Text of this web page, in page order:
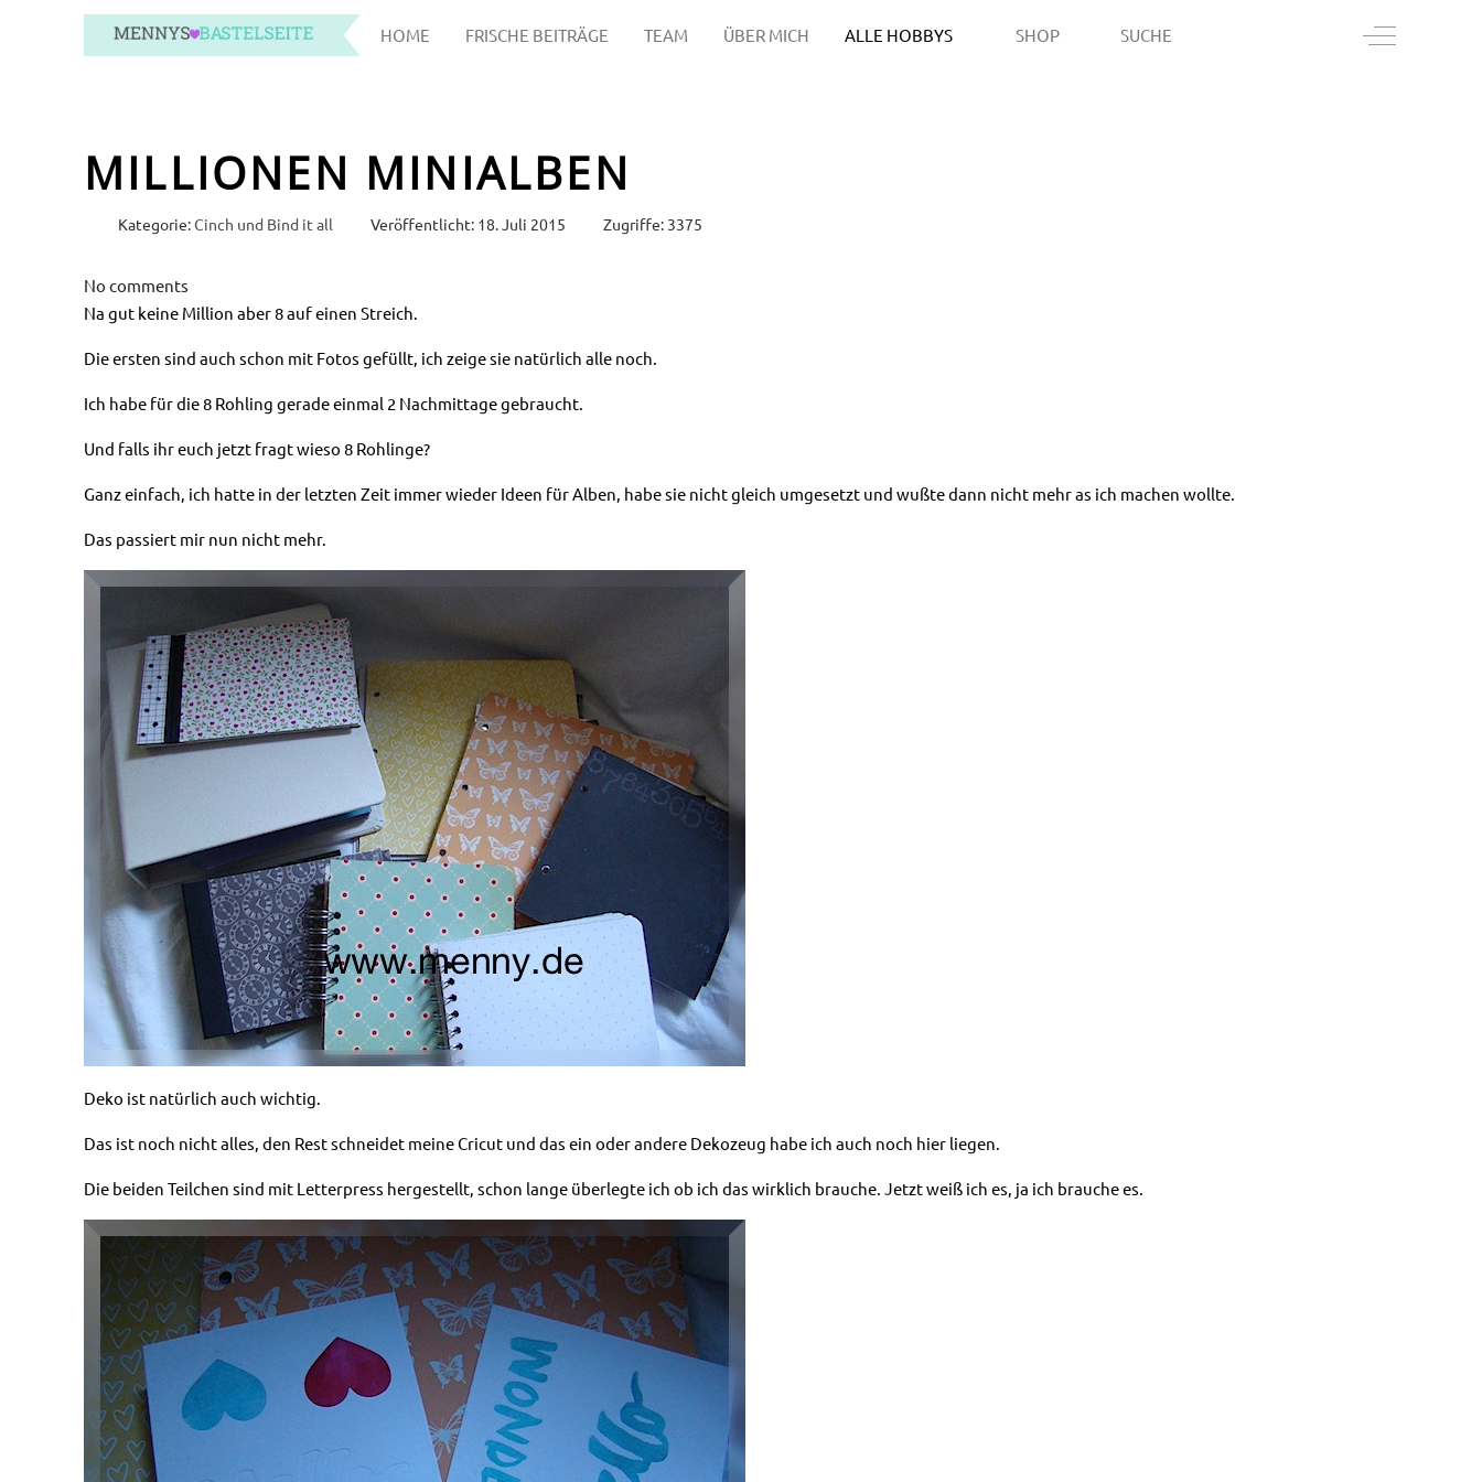
HOME FRISCHE BEITRÄGE TEAM ÜBER MICH ALLE HOBBYS SHOP SUCHE Off-Canvas
MILLIONEN MINIALBEN
Kategorie:Cinch und Bind it all Veröffentlicht: 18. Juli 2015 Zugriffe: 3375
No comments
Na gut keine Million aber 8 auf einen Streich.
Die ersten sind auch schon mit Fotos gefüllt, ich zeige sie natürlich alle noch.
Ich habe für die 8 Rohling gerade einmal 2 Nachmittage gebraucht.
Und falls ihr euch jetzt fragt wieso 8 Rohlinge?
Ganz einfach, ich hatte in der letzten Zeit immer wieder Ideen für Alben, habe sie nicht gleich umgesetzt und wußte dann nicht mehr as ich machen wollte.
Das passiert mir nun nicht mehr.
Deko ist natürlich auch wichtig.
Das ist noch nicht alles, den Rest schneidet meine Cricut und das ein oder andere Dekozeug habe ich auch noch hier liegen.
Die beiden Teilchen sind mit Letterpress hergestellt, schon lange überlegte ich ob ich das wirklich brauche. Jetzt weiß ich es, ja ich brauche es.